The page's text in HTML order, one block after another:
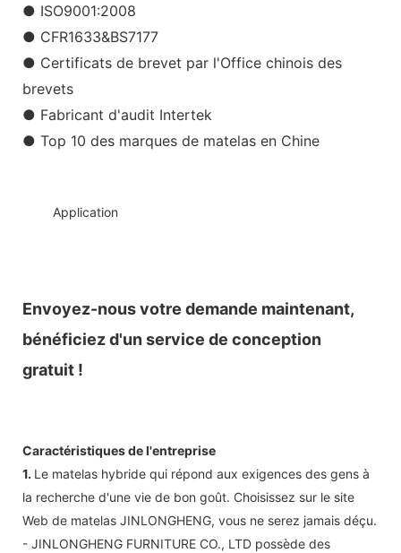
● ISO9001:2008
● CFR1633&BS7177
● Certificats de brevet par l'Office chinois des
brevets
● Fabricant d'audit Intertek
● Top 10 des marques de matelas en Chine
Application
Envoyez-nous votre demande maintenant,
bénéficiez d'un service de conception
gratuit !
Caractéristiques de l'entreprise
1. Le matelas hybride qui répond aux exigences des gens à
la recherche d'une vie de bon goût. Choisissez sur le site
Web de matelas JINLONGHENG, vous ne serez jamais déçu.
- JINLONGHENG FURNITURE CO., LTD possède des